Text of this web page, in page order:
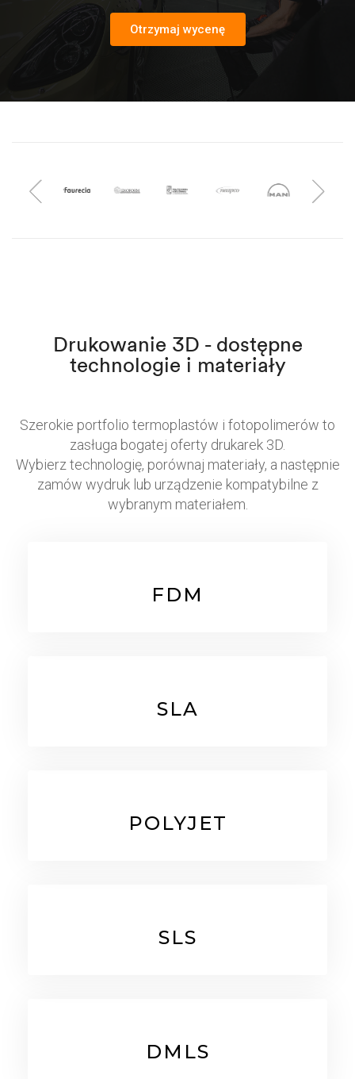
Otrzymaj wycenę
Drukowanie 3D - dostępne
technologie i materiały
Szerokie portfolio termoplastów i fotopolimerów to
zasługa bogatej oferty drukarek 3D.
Wybierz technologię, porównaj materiały, a następnie
zamów wydruk lub urządzenie kompatybilne z
wybranym materiałem.
FDM
SLA
POLYJET
SLS
DMLS